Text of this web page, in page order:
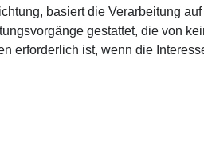
basiert die Verarbeitung
gestattet, die von
erforderlich ist, wenn die